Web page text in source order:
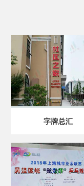
字牌总汇